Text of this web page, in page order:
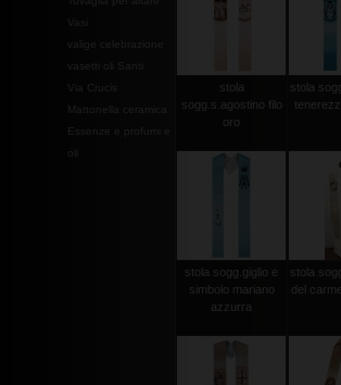
valige celebrazione
Mattonella ceramica
Essenze e profumi e
stola
sogg.s.agostino filo
oro
stola
stola sogg.giglio e
simbolo mariano
azzurra
stola
del